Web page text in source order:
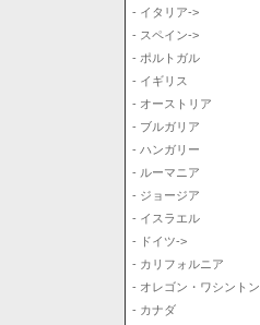
- イタリア->
- スペイン->
- ポルトガル
- イギリス
- オーストリア
- ブルガリア
- ハンガリー
- ルーマニア
- ジョージア
- イスラエル
- ドイツ->
- カリフォルニア
- オレゴン・ワシントン
- カナダ